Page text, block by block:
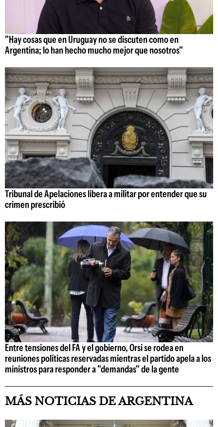
"Hay cosas que en Uruguay no se discuten como en
Argentina; lo han hecho mucho mejor que nosotros"
Tribunal de Apelaciones libera a militar por entender que su
crimen prescribió
Entre tensiones del FA y el gobierno, Orsi se rodea en
reuniones políticas reservadas mientras el partido apela a los
ministros para responder a "demandas" de la gente
MÁS NOTICIAS DE ARGENTINA